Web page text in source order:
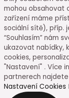
mohou obsahovat
zařízení máme
sociální sítě), příp.
“Souhlasím” nám
ukazovat nabídky,
cookies,
"Nastavení" . Více
partnerech
Nastavení Cookies